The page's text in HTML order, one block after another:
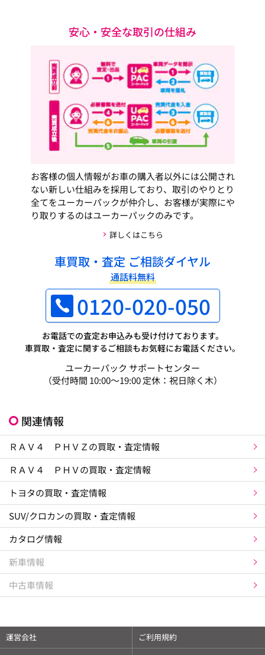
安心・安全な取引の仕組み
お客様の個人情報がお車の購入者以外には公開され
ない新しい仕組みを採用しており、取引のやりとり
全てをユーカーパックが仲介し、お客様が実際にや
り取りするのはユーカーパックのみです。
詳しくはこちら
車買取・査定 ご相談ダイヤル
通話料無料
0120-020-050
お電話での査定お申込みも受け付けております。
車買取・査定に関するご相談もお気軽にお電話ください。
ユーカーパック サポートセンター
（受付時間 10:00～19:00 定休：祝日除く木）
関連情報
ＲＡＶ４ ＰＨＶＺの買取・査定情報
ＲＡＶ４ ＰＨＶの買取・査定情報
トヨタの買取・査定情報
SUV/クロカンの買取・査定情報
カタログ情報
新車情報
中古車情報
運営会社
ご利用規約